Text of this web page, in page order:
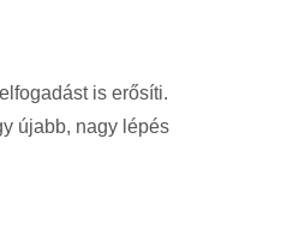
is erősíti.
újabb, nagy lépés